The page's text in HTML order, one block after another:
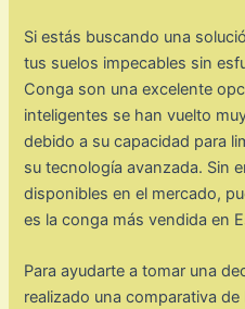
Si estás buscando una
tus suelos impecables sin
Conga son una excelente
inteligentes se han vuelto
debido a su capacidad para
su tecnología avanzada. Sin
disponibles en el mercado,
es la conga más vendida en
Para ayudarte a tomar una
realizado una comparativa